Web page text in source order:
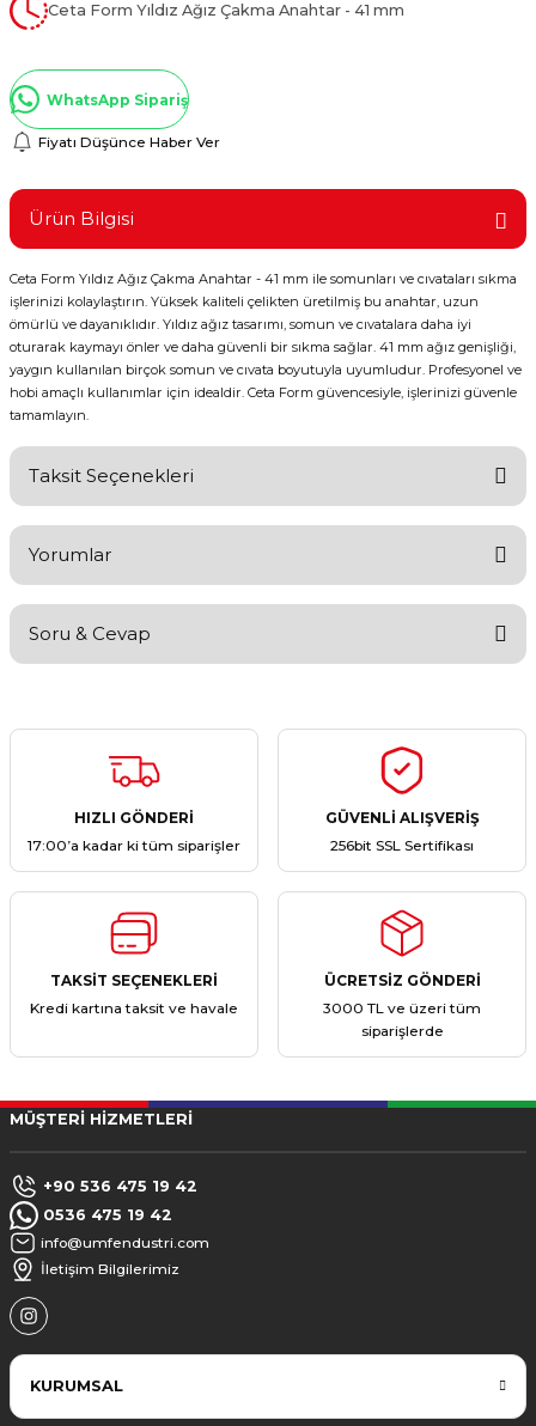
Kaplamalar
Aletleri
Ceta Form Yıldız Ağız Çakma Anahtar - 41 mm
WhatsApp Sipariş
Fiyatı Düşünce Haber Ver
Ürün Bilgisi
Ceta Form Yıldız Ağız Çakma Anahtar - 41 mm ile somunları ve cıvataları sıkma
işlerinizi kolaylaştırın. Yüksek kaliteli çelikten üretilmiş bu anahtar, uzun
ömürlü ve dayanıklıdır. Yıldız ağız tasarımı, somun ve cıvatalara daha iyi
oturarak kaymayı önler ve daha güvenli bir sıkma sağlar. 41 mm ağız genişliği,
yaygın kullanılan birçok somun ve cıvata boyutuyla uyumludur. Profesyonel ve
hobi amaçlı kullanımlar için idealdir. Ceta Form güvencesiyle, işlerinizi güvenle
tamamlayın.
Taksit Seçenekleri
Yorumlar
Yorum Yaz
Soru & Cevap
Ürün hakkında henüz soru sorulmamış.
HIZLI GÖNDERİ
17:00’a kadar ki tüm siparişler
GÜVENLİ ALIŞVERİŞ
256bit SSL Sertifikası
TAKSİT SEÇENEKLERİ
Kredi kartına taksit ve havale
ÜCRETSİZ GÖNDERİ
3000 TL ve üzeri tüm
siparişlerde
MÜŞTERİ HİZMETLERİ
+90 536 475 19 42
0536 475 19 42
info@umfendustri.com
İletişim Bilgilerimiz
KURUMSAL